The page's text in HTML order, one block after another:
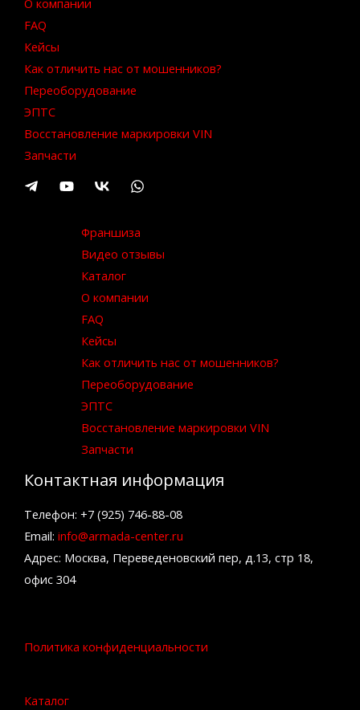
О компании
FAQ
Кейсы
Как отличить нас от мошенников?
Переоборудование
ЭПТС
Восстановление маркировки VIN
Запчасти
Франшиза
Видео отзывы
Каталог
О компании
FAQ
Кейсы
Как отличить нас от мошенников?
Переоборудование
ЭПТС
Восстановление маркировки VIN
Запчасти
Контактная информация
Телефон: +7 (925) 746-88-08
Email: info@armada-center.ru
Адрес: Москва, Переведеновский пер, д.13, стр 18,
офис 304
Политика конфиденциальности
Каталог